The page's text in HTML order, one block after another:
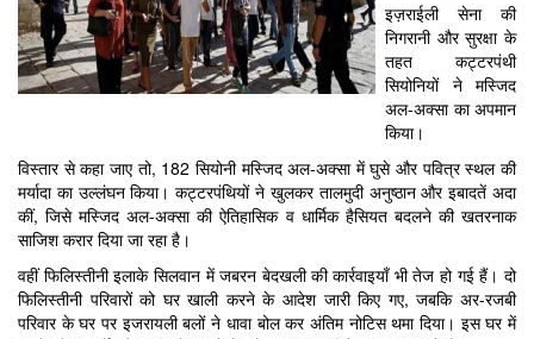
इज़राईली सेना की
निगरानी और सुरक्षा के
तहत कट्टरपंथी
सियोनियों ने मस्जिद
अल-अक्सा का अपमान
किया।
विस्तार से कहा जाए तो, 182 सियोनी मस्जिद अल-अक्सा में घुसे और पवित्र स्थल की
मर्यादा का उल्लंघन किया। कट्टरपंथियों ने खुलकर तालमुदी अनुष्ठान और इबादतें अदा
कीं, जिसे मस्जिद अल-अक्सा की ऐतिहासिक व धार्मिक हैसियत बदलने की खतरनाक
साजिश करार दिया जा रहा है।
वहीं फिलिस्तीनी इलाके सिलवान में जबरन बेदखली की कार्रवाइयाँ भी तेज हो गई हैं। दो
फिलिस्तीनी परिवारों को घर खाली करने के आदेश जारी किए गए, जबकि अर-रजबी
परिवार के घर पर इजरायली बलों ने धावा बोल कर अंतिम नोटिस थमा दिया। इस घर में